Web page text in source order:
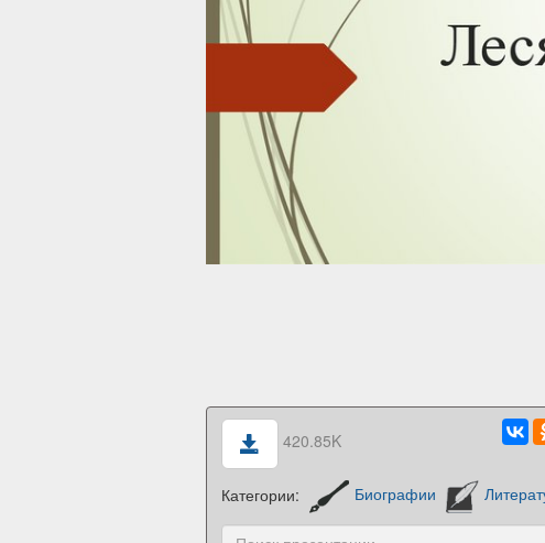
420.85K
Категории: Биографии